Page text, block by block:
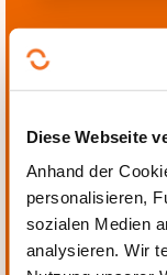
Diese Webseite
Anhand der
personalisieren,
sozialen Medien
analysieren. Wir